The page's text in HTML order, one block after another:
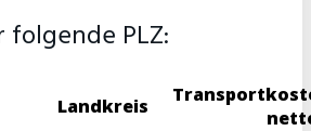
PLZ:
Landkreis